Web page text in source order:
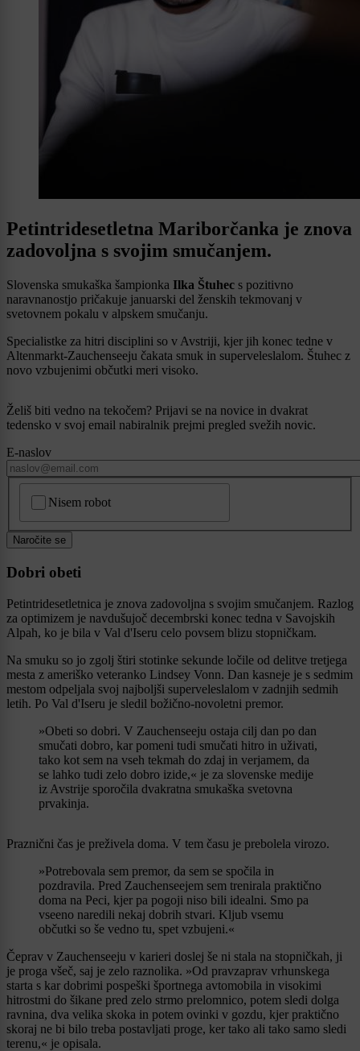
Petintridesetletna Mariborčanka je znova
zadovoljna s svojim smučanjem.
Slovenska smukaška šampionka Ilka Štuhec s pozitivno
naravnanostjo pričakuje januarski del ženskih tekmovanj v
svetovnem pokalu v alpskem smučanju.
Specialistke za hitri disciplini so v Avstriji, kjer jih konec tedne v
Altenmarkt-Zauchenseeju čakata smuk in superveleslalom. Štuhec z
novo vzbujenimi občutki meri visoko.
Želiš biti vedno na tekočem? Prijavi se na novice in dvakrat
tedensko v svoj email nabiralnik prejmi pregled svežih novic.
E-naslov
Nisem robot
Naročite se
Dobri obeti
Petintridesetletnica je znova zadovoljna s svojim smučanjem. Razlog
za optimizem je navdušujoč decembrski konec tedna v Savojskih
Alpah, ko je bila v Val d'Iseru celo povsem blizu stopničkam.
Na smuku so jo zgolj štiri stotinke sekunde ločile od delitve tretjega
mesta z ameriško veteranko Lindsey Vonn. Dan kasneje je s sedmim
mestom odpeljala svoj najboljši superveleslalom v zadnjih sedmih
letih. Po Val d'Iseru je sledil božično-novoletni premor.
»Obeti so dobri. V Zauchenseeju ostaja cilj dan po dan
smučati dobro, kar pomeni tudi smučati hitro in uživati,
tako kot sem na vseh tekmah do zdaj in verjamem, da
se lahko tudi zelo dobro izide,« je za slovenske medije
iz Avstrije sporočila dvakratna smukaška svetovna
prvakinja.
Praznični čas je preživela doma. V tem času je prebolela virozo.
»Potrebovala sem premor, da sem se spočila in
pozdravila. Pred Zauchenseejem sem trenirala praktično
doma na Peci, kjer pa pogoji niso bili idealni. Smo pa
vseeno naredili nekaj dobrih stvari. Kljub vsemu
občutki so še vedno tu, spet vzbujeni.«
Čeprav v Zauchenseeju v karieri doslej še ni stala na stopničkah, ji
je proga všeč, saj je zelo raznolika. »Od pravzaprav vrhunskega
starta s kar dobrimi pospeški športnega avtomobila in visokimi
hitrostmi do šikane pred zelo strmo prelomnico, potem sledi dolga
ravnina, dva velika skoka in potem ovinki v gozdu, kjer praktično
skoraj ne bi bilo treba postavljati proge, ker tako ali tako samo sledi
terenu,« je opisala.